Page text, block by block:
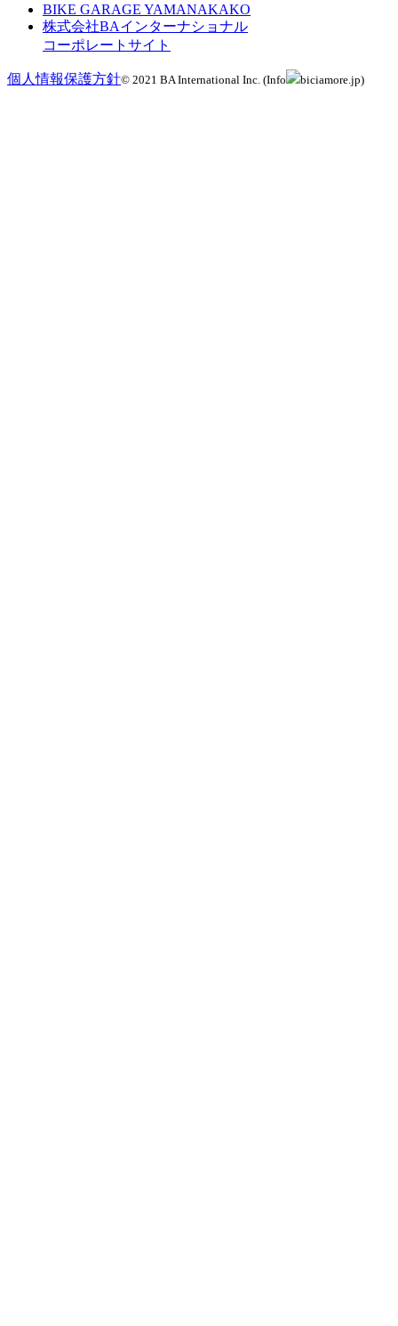
BIKE GARAGE YAMANAKAKO
株式会社BAインターナショナル
コーポレートサイト
個人情報保護方針© 2021 BA International Inc. (Info biciamore.jp)